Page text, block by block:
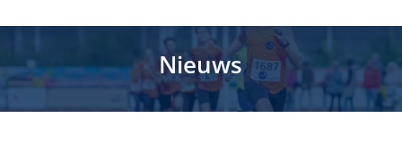
Nieuws